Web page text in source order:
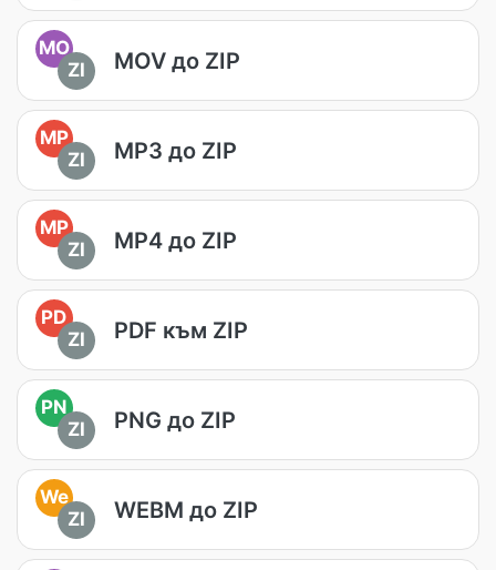
MO
ZI
MOV до ZIP
MP
ZI
MP3 до ZIP
MP
ZI
MP4 до ZIP
PD
ZI
PDF към ZIP
PN
ZI
PNG до ZIP
We
ZI
WEBM до ZIP